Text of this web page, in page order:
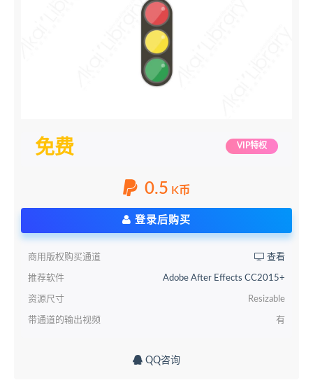
免费 VIP特权
0.5 K币
登录后购买
商用版权购买通道 查看
推荐软件 Adobe After Effects CC2015+
资源尺寸 Resizable
带通道的输出视频 有
QQ咨询